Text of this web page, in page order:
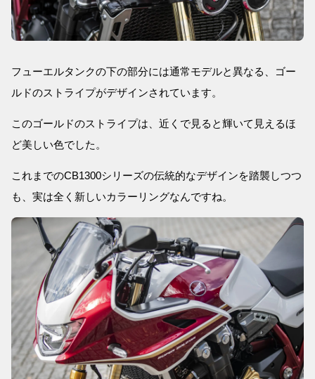
フューエルタンクの下の部分には通常モデルと異なる、ゴー
ルドのストライプがデザインされています。
このゴールドのストライプは、近くで見ると輝いて見えるほ
ど美しい色でした。
これまでのCB1300シリーズの伝統的なデザインを踏襲しつつ
も、実は全く新しいカラーリングなんですね。